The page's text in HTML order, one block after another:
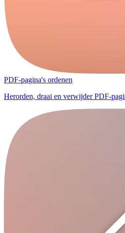
PDF-pagina's ordenen
Herorden, draai en verwijder PDF-